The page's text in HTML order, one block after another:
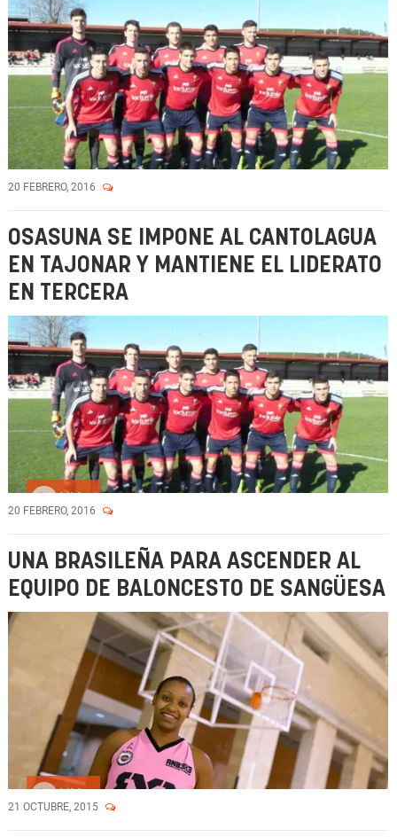
20 FEBRERO, 2016
OSASUNA SE IMPONE AL CANTOLAGUA
EN TAJONAR Y MANTIENE EL LIDERATO
EN TERCERA
20 FEBRERO, 2016
UNA BRASILEÑA PARA ASCENDER AL
EQUIPO DE BALONCESTO DE SANGÜESA
21 OCTUBRE, 2015